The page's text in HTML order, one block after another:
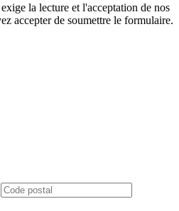
la lecture et l'acceptation de nos
accepter de soumettre le formulaire.